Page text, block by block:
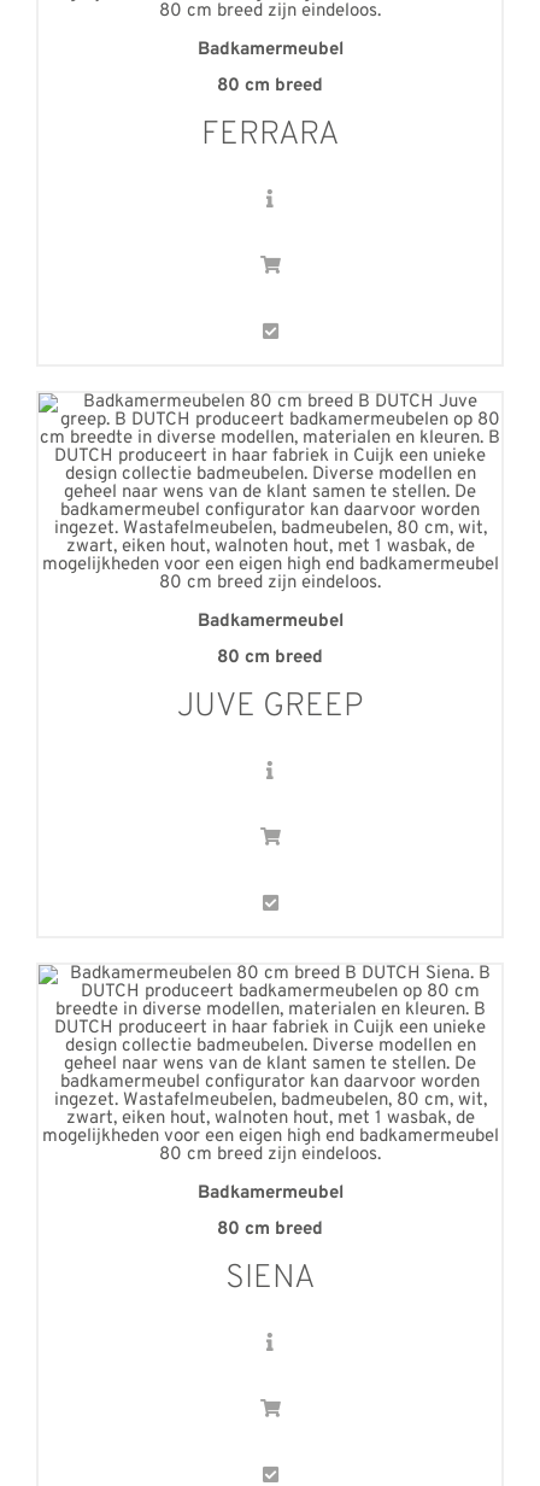
Badkamermeubel
80 cm breed
FERRARA
Badkamermeubel
80 cm breed
JUVE GREEP
Badkamermeubel
80 cm breed
SIENA